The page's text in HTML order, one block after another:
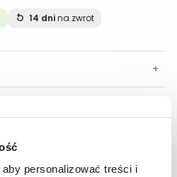
personalizować treści i
14 dnina zwrot